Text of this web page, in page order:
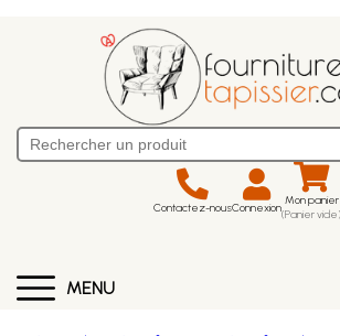
Contactez-nousConnexion Mon panier
(Panier vide)
MENU